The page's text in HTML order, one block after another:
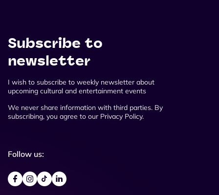
Subscribe to
newsletter
I wish to subscribe to weekly newsletter about
upcoming cultural and entertainment events
We never share information with third parties. By
subscribing, you agree to our Privacy Policy.
Follow us: